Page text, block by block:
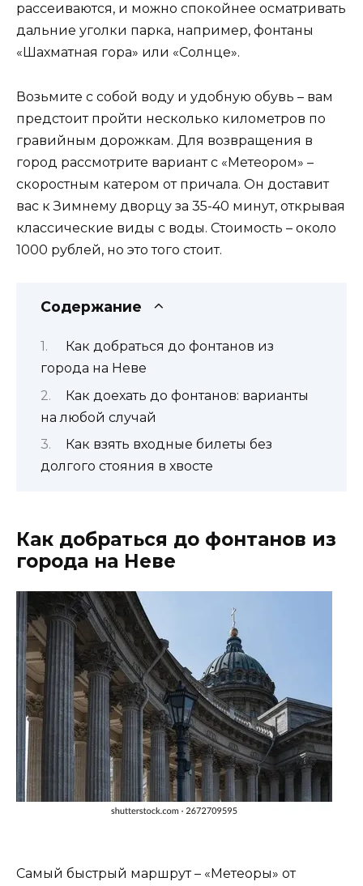
рассеиваются, и можно спокойнее осматривать
дальние уголки парка, например, фонтаны
«Шахматная гора» или «Солнце».
Возьмите с собой воду и удобную обувь – вам
предстоит пройти несколько километров по
гравийным дорожкам. Для возвращения в
город рассмотрите вариант с «Метеором» –
скоростным катером от причала. Он доставит
вас к Зимнему дворцу за 35-40 минут, открывая
классические виды с воды. Стоимость – около
1000 рублей, но это того стоит.
Содержание
Как добраться до фонтанов из
города на Неве
Как доехать до фонтанов: варианты
на любой случай
Как взять входные билеты без
долгого стояния в хвосте
Как добраться до фонтанов из
города на Неве
Самый быстрый маршрут – «Метеоры» от